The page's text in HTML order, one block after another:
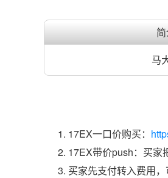
马
17EX一口价购买：
17EX带价push：买家
买家先支付转入费用